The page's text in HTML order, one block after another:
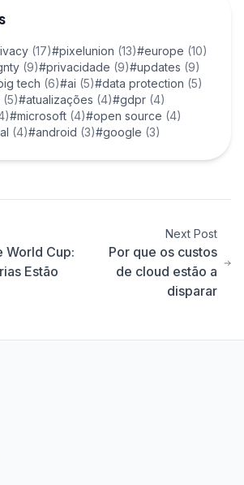
(17)#pixelunion (13)#europe (10)
(9)#privacidade (9)#updates (9)
tech (6)#ai (5)#data protection (5)
(5)#atualizações (4)#gdpr (4)
#microsoft (4)#open source (4)
(4)#android (3)#google (3)
World Cup:
Estão
Next Post
Por que os custos
de cloud estão a
disparar